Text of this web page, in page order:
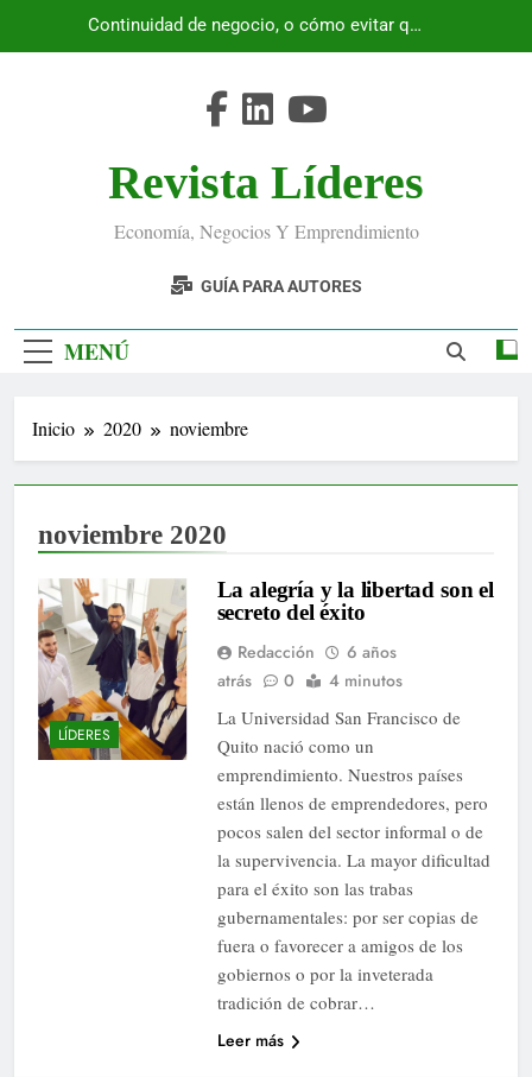
Continuidad de negocio, o cómo evitar que
Revista Líderes
Economía, Negocios Y Emprendimiento
GUÍA PARA AUTORES
MENÚ
Inicio 2020 noviembre
noviembre 2020
LÍDERES
La alegría y la libertad son el
secreto del éxito
Redacción
6 años
atrás
0
4 minutos
La Universidad San Francisco de
Quito nació como un
emprendimiento. Nuestros países
están llenos de emprendedores, pero
pocos salen del sector informal o de
la supervivencia. La mayor dificultad
para el éxito son las trabas
gubernamentales: por ser copias de
fuera o favorecer a amigos de los
gobiernos o por la inveterada
tradición de cobrar…
Leer más